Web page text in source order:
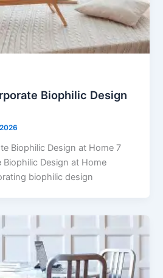
Biophilic Design
Biophilic Design at Home 7
Design at Home
biophilic design